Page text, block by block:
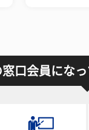
口会員にな